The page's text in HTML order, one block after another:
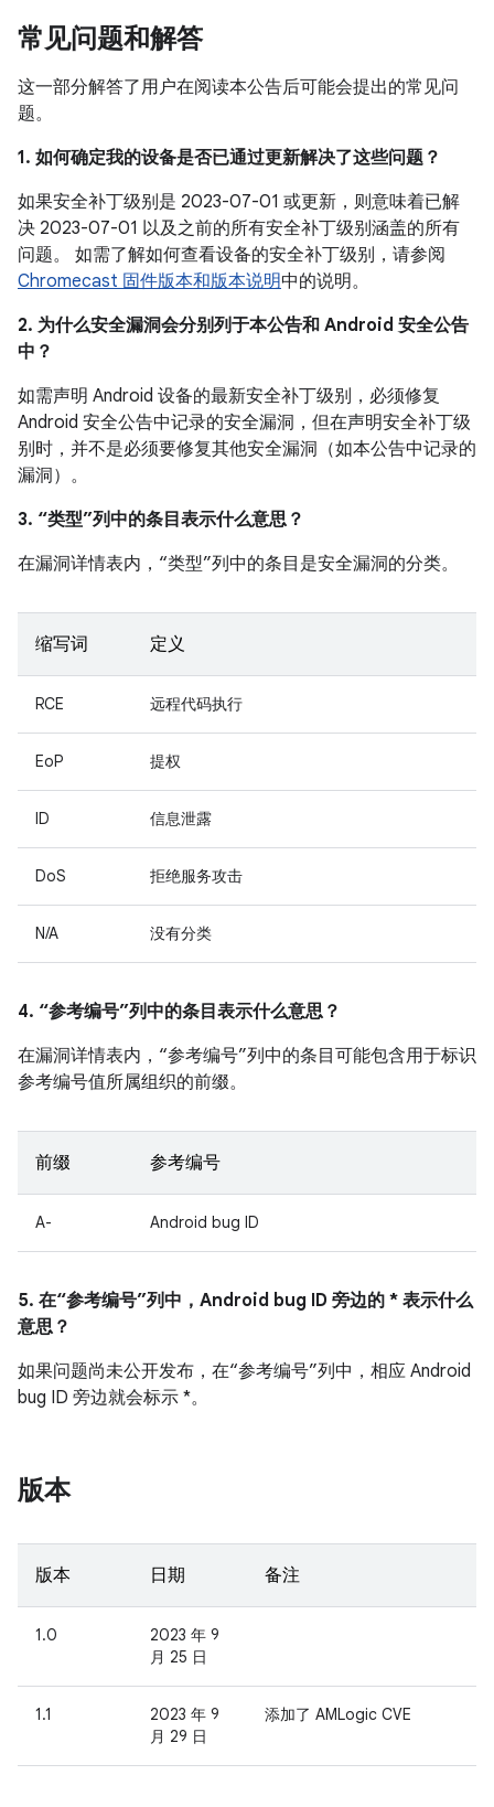
常见问题和解答
这一部分解答了用户在阅读本公告后可能会提出的常见问
题。
1. 如何确定我的设备是否已通过更新解决了这些问题？
如果安全补丁级别是 2023-07-01 或更新，则意味着已解
决 2023-07-01 以及之前的所有安全补丁级别涵盖的所有
问题。 如需了解如何查看设备的安全补丁级别，请参阅
Chromecast 固件版本和版本说明中的说明。
2. 为什么安全漏洞会分别列于本公告和 Android 安全公告
中？
如需声明 Android 设备的最新安全补丁级别，必须修复
Android 安全公告中记录的安全漏洞，但在声明安全补丁级
别时，并不是必须要修复其他安全漏洞（如本公告中记录的
漏洞）。
3. “类型”列中的条目表示什么意思？
在漏洞详情表内，“类型”列中的条目是安全漏洞的分类。
缩写词 定义
RCE 远程代码执行
EoP 提权
ID 信息泄露
DoS 拒绝服务攻击
N/A 没有分类
4. “参考编号”列中的条目表示什么意思？
在漏洞详情表内，“参考编号”列中的条目可能包含用于标识
参考编号值所属组织的前缀。
前缀 参考编号
A- Android bug ID
5. 在“参考编号”列中，Android bug ID 旁边的 * 表示什么
意思？
如果问题尚未公开发布，在“参考编号”列中，相应 Android
bug ID 旁边就会标示 *。
版本
版本 日期 备注
1.0
2023 年 9
月 25 日
1.1
2023 年 9
月 29 日
添加了 AMLogic CVE